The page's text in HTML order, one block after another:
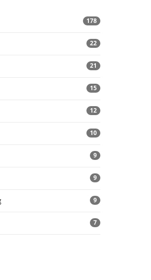
178
22
21
15
12
10
9
9
9
7